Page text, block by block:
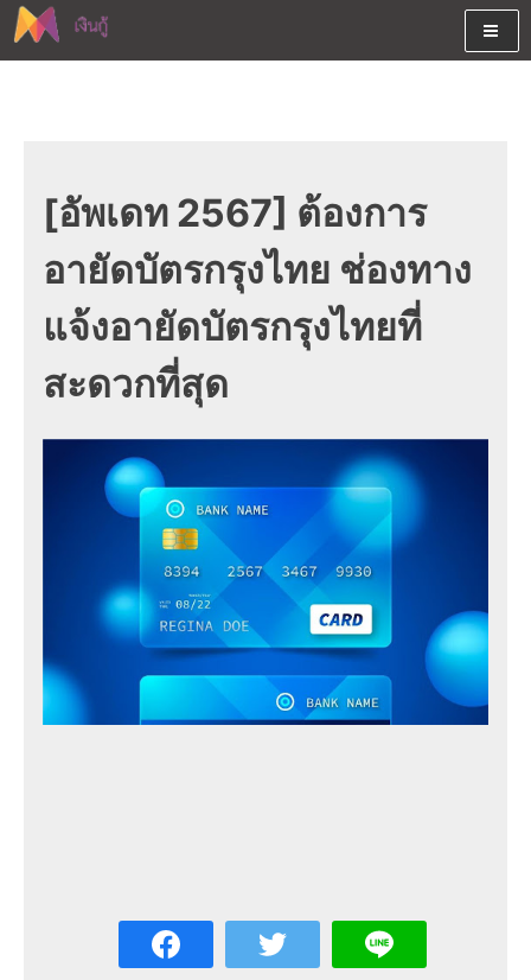
Skip
to
เงินสด และมีรีไฟแนนซ์ด้วย
[อัพเดท 2567] ต้องการ
อายัดบัตรกรุงไทย ช่องทาง
แจ้งอายัดบัตรกรุงไทยที่
สะดวกที่สุด